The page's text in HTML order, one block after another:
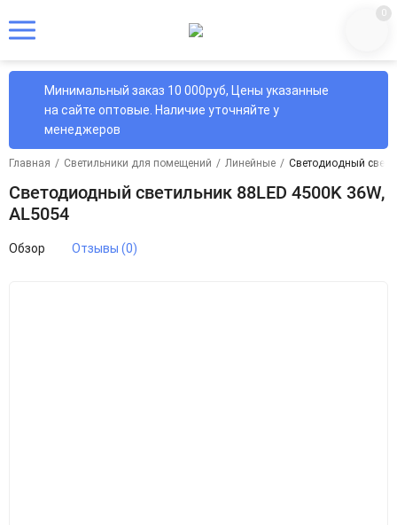
0
Минимальный заказ 10 000руб, Цены указанные
на сайте оптовые. Наличие уточняйте у
менеджеров
Главная / Светильники для помещений / Линейные / Светодиодный
Светодиодный светильник 88LED 4500K 36W,
AL5054
Обзор Отзывы (0)